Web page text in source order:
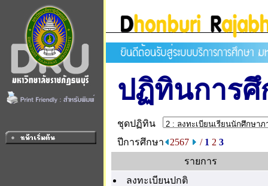
ปฏิทินการศึ
ชุดปฏิทิน
ปีการศึกษา
2567 / 1 2 3
รายการ
ลงทะเบียนปกติ